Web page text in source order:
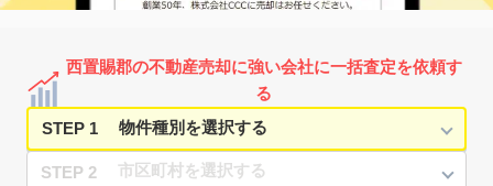
西置賜郡の不動産売却に強い会社に一括査定を依頼す
る
STEP 1
STEP 2